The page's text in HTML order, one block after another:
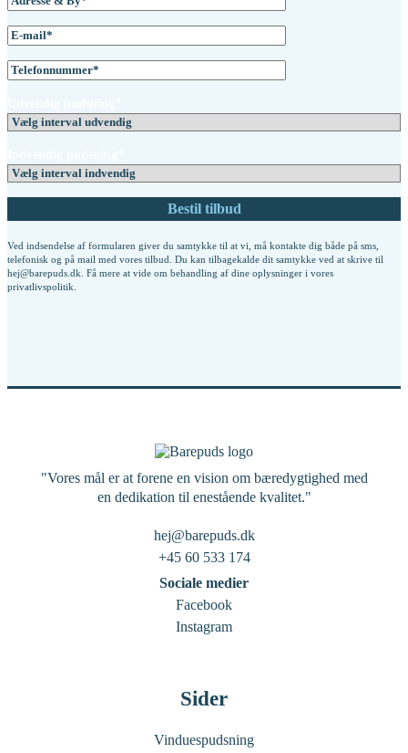
Ved indsendelse af formularen giver du samtykke til at vi, må kontakte dig både på sms,
telefonisk og på mail med vores tilbud. Du kan tilbagekalde dit samtykke ved at skrive til
hej@barepuds.dk. Få mere at vide om behandling af dine oplysninger i vores
privatlivspolitik
"Vores mål er at forene en vision om bæredygtighed med
en dedikation til enestående kvalitet."
hej@barepuds.dk
+45 60 533 174
Sociale medier
Facebook
Instagram
Sider
Vinduespudsning